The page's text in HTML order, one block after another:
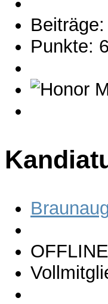
Punkte:
OFFLINE